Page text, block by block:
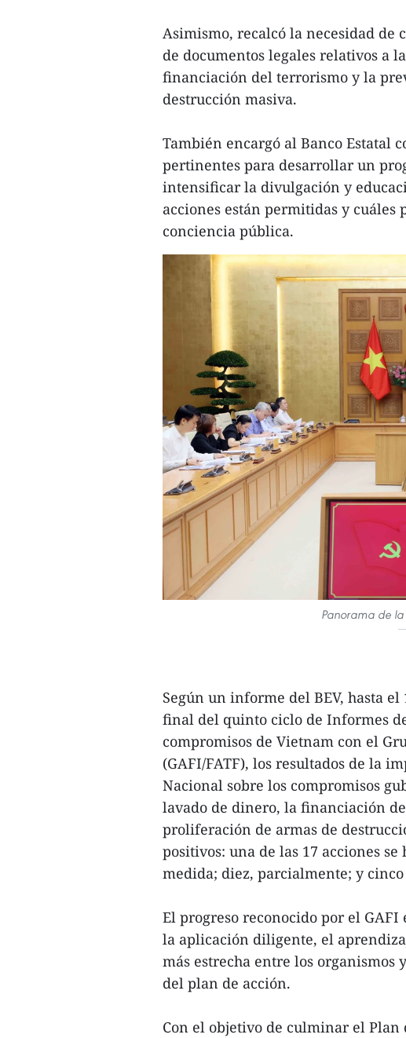
Asimismo, recalcó la necesidad
de documentos legales relativos a
financiación del terrorismo y la
destrucción masiva.
También encargó al Banco Estatal
pertinentes para desarrollar un
intensificar la divulgación y
acciones están permitidas y
conciencia pública.
Panorama de
Según un informe del BEV, hasta
final del quinto ciclo de Informes
compromisos de Vietnam con el
(GAFI/FATF), los resultados de la
Nacional sobre los compromisos
lavado de dinero, la financiación
proliferación de armas de
positivos: una de las 17 acciones
medida; diez, parcialmente; y
El progreso reconocido por el
la aplicación diligente, el
más estrecha entre los
del plan de acción.
Con el objetivo de culminar el